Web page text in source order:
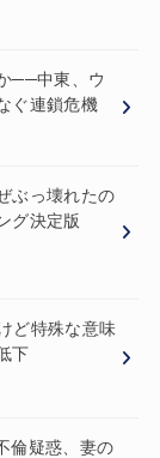
──中東、ウ
ぐ連鎖危機
ぶっ壊れたの
グ決定版
ど特殊な意味
下
倫疑惑、妻の